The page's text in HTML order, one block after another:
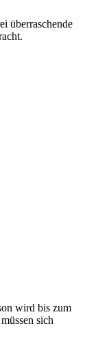
überraschende
wird bis zum
sich